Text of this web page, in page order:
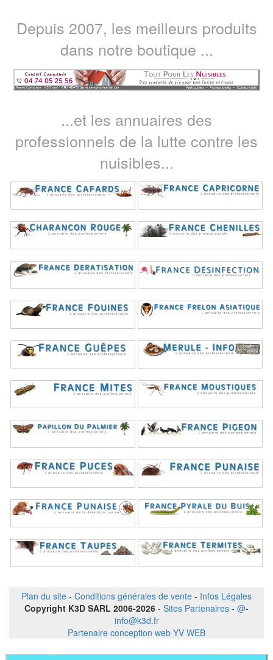
Depuis 2007, les meilleurs produits
dans notre boutique ...
...et les annuaires des
professionnels de la lutte contre les
nuisibles...
Plan du site - Conditions générales de vente - Infos Légales
Copyright K3D SARL 2006-2026 - Sites Partenaires - @-
info@k3d.fr
Partenaire conception web YV WEB